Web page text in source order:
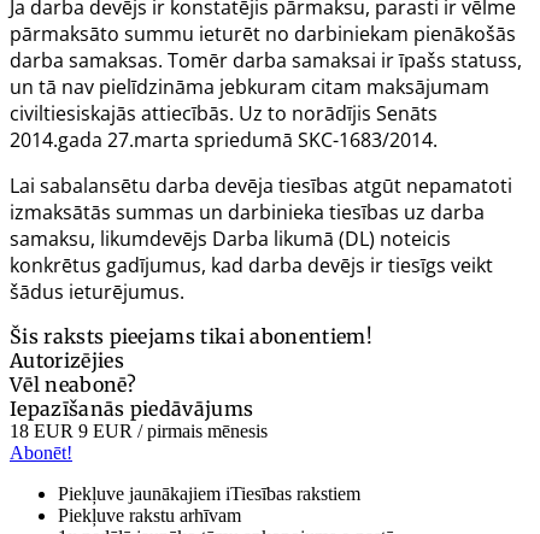
Ja darba devējs ir konstatējis pārmaksu, parasti ir vēlme
pārmaksāto summu ieturēt no darbiniekam pienākošās
darba samaksas. Tomēr darba samaksai ir īpašs statuss,
un tā nav pielīdzināma jebkuram citam maksājumam
civiltiesiskajās attiecībās. Uz to norādījis Senāts
2014.gada 27.marta spriedumā SKC-1683/2014.
Lai sabalansētu darba devēja tiesības atgūt nepamatoti
izmaksātās summas un darbinieka tiesības uz darba
samaksu, likumdevējs Darba likumā (DL) noteicis
konkrētus gadījumus, kad darba devējs ir tiesīgs veikt
šādus ieturējumus.
Šis raksts pieejams tikai abonentiem!
Autorizējies
Vēl neabonē?
Iepazīšanās piedāvājums
18 EUR 9 EUR / pirmais mēnesis
Abonēt!
Piekļuve jaunākajiem iTiesības rakstiem
Piekļuve rakstu arhīvam